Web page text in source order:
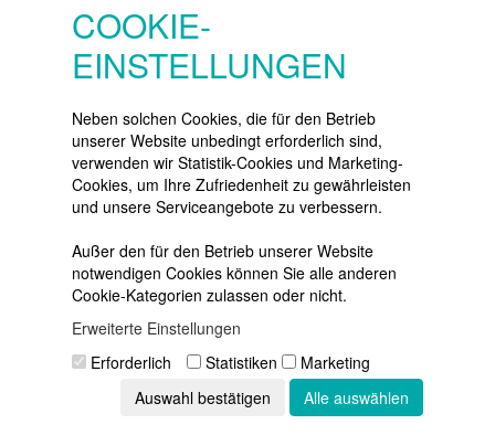
Warenkorb
Vertrag widerrufen
NEWSLETTER
besten Angebote
per E-Mail:
Newsletter
Abonnieren
COOKIE-
EINSTELLUNGEN
Neben solchen Cookies, die für den Betrieb
unserer Website unbedingt erforderlich sind,
verwenden wir Statistik-Cookies und Marketing-
Cookies, um Ihre Zufriedenheit zu gewährleisten
und unsere Serviceangebote zu verbessern.
Außer den für den Betrieb unserer Website
notwendigen Cookies können Sie alle anderen
Cookie-Kategorien zulassen oder nicht.
Erweiterte Einstellungen
Erforderlich
Statistiken
Marketing
Auswahl bestätigen
Alle auswählen